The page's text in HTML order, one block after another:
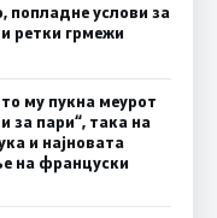
попладне услови за
ретки грмежи
му пукна меурот
за пари“, така на
и најновата
на француски